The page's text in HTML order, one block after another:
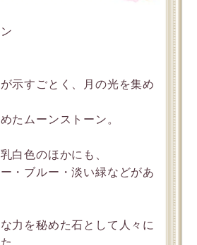
示すごとく、月の光を集め
たムーンストーン。
白色のほかにも、
・ブルー・淡い緑などがあ
力を秘めた石として人々に
。